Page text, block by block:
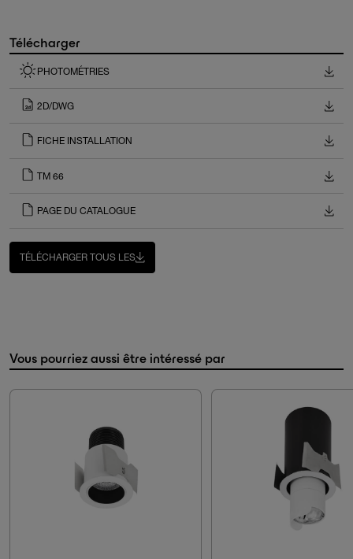
Télécharger
PHOTOMÉTRIES
2D/DWG
FICHE INSTALLATION
TM 66
PAGE DU CATALOGUE
TÉLÉCHARGER TOUS LES
Vous pourriez aussi être intéressé par